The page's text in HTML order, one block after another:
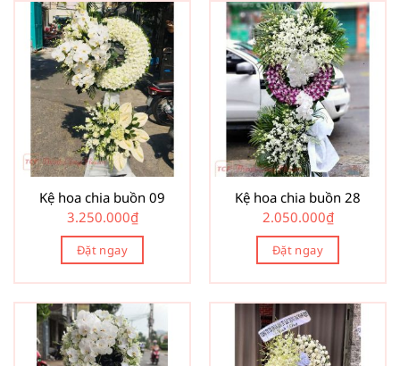
Kệ hoa chia buồn 09
3.250.000₫
Đặt ngay
Kệ hoa chia buồn 28
2.050.000₫
Đặt ngay